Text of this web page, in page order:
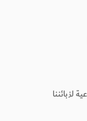
لزبائننا